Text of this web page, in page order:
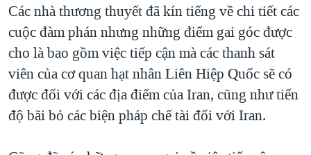
Các nhà thương thuyết đã kín tiếng về chi tiết các
cuộc đàm phán nhưng những điểm gai góc được
cho là bao gồm việc tiếp cận mà các thanh sát
viên của cơ quan hạt nhân Liên Hiệp Quốc sẽ có
được đối với các địa điểm của Iran, cũng như tiến
độ bãi bỏ các biện pháp chế tài đối với Iran.